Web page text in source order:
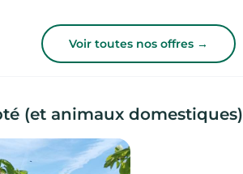
Voir toutes nos offres →
(et animaux domestiques)